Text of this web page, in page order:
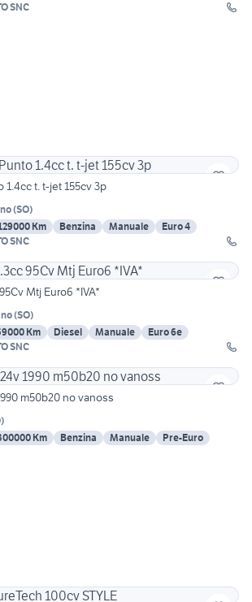
SNC
1.4cc t. t-jet 155cv 3p
(SO)
Km Benzina Manuale
Euro 4
SNC
Mtj Euro6 *IVA*
(SO)
Km Diesel Manuale
Euro 6e
SNC
BMW e34 520i 24v 1990 m50b20 no vanoss
)
Km Benzina Manuale Pre-Euro